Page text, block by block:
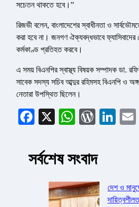
সচেতন থাকতে হবে।”
রিজভী বলেন, বাংলাদেশের স্বাধীনতা ও
করা হবে না। জনগণ ঐক্যবদ্ধভাবে
কর্মকাণ্ড প্রতিহত করবে।
এ সময় বিএনপির স্বাস্থ্য বিষয়ক সম্পাদক ডা.
সাবেক সদস্য সচিব আব্দুর রহিমসহ বিএনপি ও
নেতারা উপস্থিত ছিলেন।
Facebook
X
সর্বশেষ সংবাদ
দেশ ও